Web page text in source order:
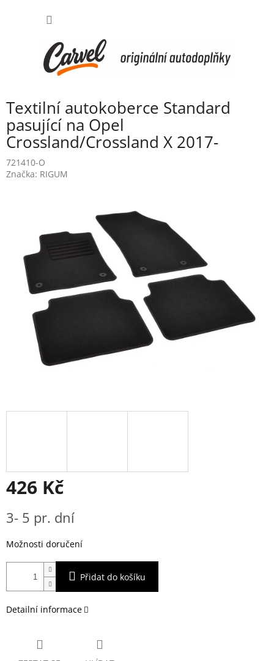
Textilní autokoberce Standard
pasující na Opel
Crossland/Crossland X 2017-
721410-O
Značka: RIGUM
426 Kč
cena:
3- 5 pr. dní
Možnosti doručení
Přidat do košíku
Detailní informace